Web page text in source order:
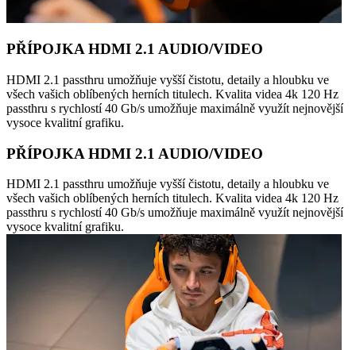
PŘÍPOJKA HDMI 2.1 AUDIO/VIDEO
HDMI 2.1 passthru umožňuje vyšší čistotu, detaily a hloubku ve
všech vašich oblíbených herních titulech. Kvalita videa 4k 120 Hz
passthru s rychlostí 40 Gb/s umožňuje maximálně využít nejnovější
vysoce kvalitní grafiku.
PŘÍPOJKA HDMI 2.1 AUDIO/VIDEO
HDMI 2.1 passthru umožňuje vyšší čistotu, detaily a hloubku ve
všech vašich oblíbených herních titulech. Kvalita videa 4k 120 Hz
passthru s rychlostí 40 Gb/s umožňuje maximálně využít nejnovější
vysoce kvalitní grafiku.